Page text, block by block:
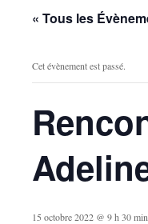
« Tous les
Cet évènement est passé.
15 octobre 2022 @ 9 h 30 min